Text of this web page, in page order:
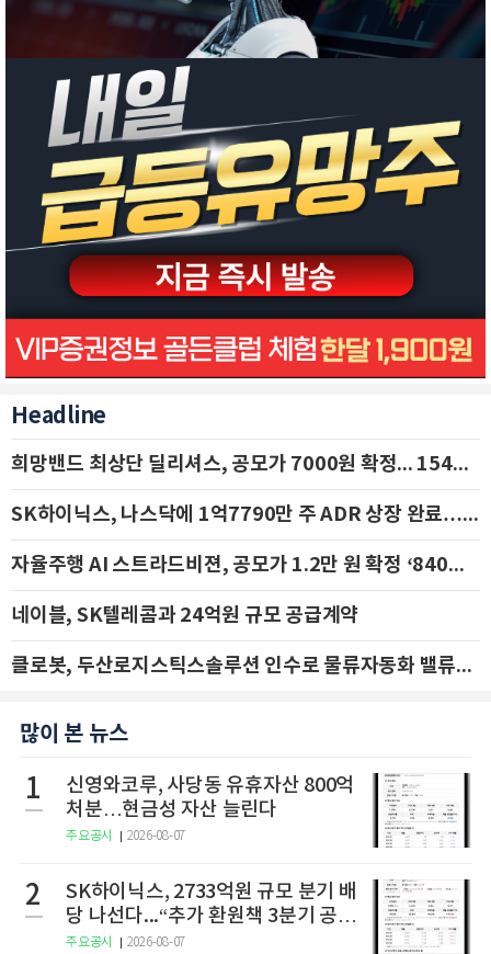
Headline
희망밴드 최상단 딜리셔스, 공모가 7000원 확정... 154억 규모 IPO 돌입
SK하이닉스, 나스닥에 1억7790만 주 ADR 상장 완료…29일 국내 추가 상장
자율주행 AI 스트라드비젼, 공모가 1.2만 원 확정 ‘840억 수혈’
네이블, SK텔레콤과 24억원 규모 공급계약
클로봇, 두산로지스틱스솔루션 인수로 물류자동화 밸류체인 확장 추진 - IBK투자증권
많이 본 뉴스
1
신영와코루, 사당동 유휴자산 800억
처분…현금성 자산 늘린다
주요공시 2026-08-07
2
SK하이닉스, 2733억원 규모 분기 배
당 나선다...“추가 환원책 3분기 공
개”
주요공시 2026-08-07